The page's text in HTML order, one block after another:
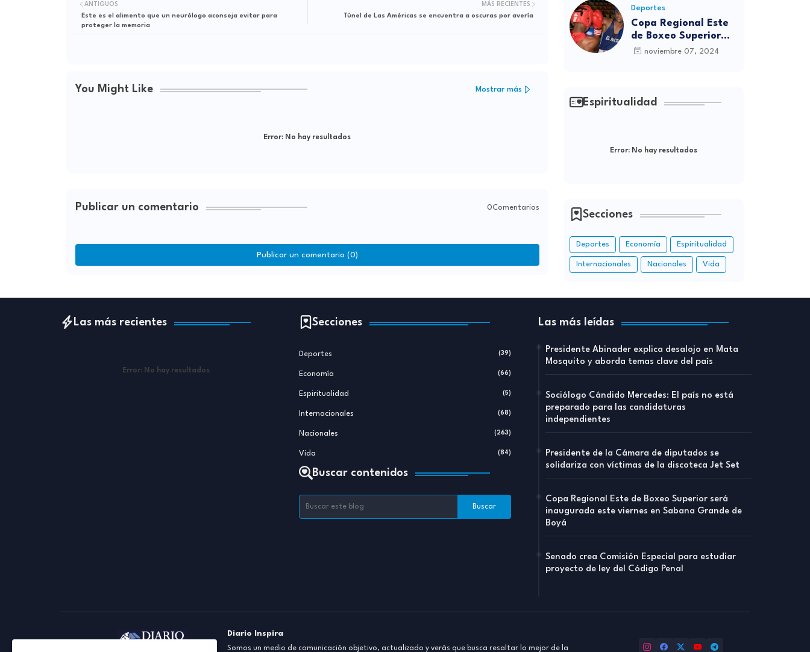
MÁS RECIENTES
Túnel de Las Américas se encuentra a oscuras por avería
ANTIGUOS
Este es el alimento que un neurólogo aconseja evitar para
proteger la memoria
You Might Like Mostrar más
Error: No hay resultados
Publicar un comentario 0Comentarios
Publicar un comentario (0)
víctimas de la
discoteca Jet Set
Deportes
Copa Regional Este
de Boxeo Superior
será inaugurada este
noviembre 07, 2024
Espiritualidad
Error: No hay resultados
Secciones
Deportes Economía Espiritualidad
Internacionales Nacionales Vida
Las más recientes
Error: No hay resultados
Secciones
Deportes (39)
Economía (66)
Espiritualidad (5)
Internacionales (68)
Nacionales (263)
Vida (84)
Buscar contenidos
Las más leídas
Presidente Abinader explica desalojo en Mata
Mosquito y aborda temas clave del país
Sociólogo Cándido Mercedes: El país no está
preparado para las candidaturas
independientes
Presidente de la Cámara de diputados se
solidariza con víctimas de la discoteca Jet Set
Copa Regional Este de Boxeo Superior será
inaugurada este viernes en Sabana Grande de
Boyá
Senado crea Comisión Especial para estudiar
proyecto de ley del Código Penal
Diario Inspira
Somos un medio de comunicación objetivo, actualizado y verás que busca resaltar lo mejor de la